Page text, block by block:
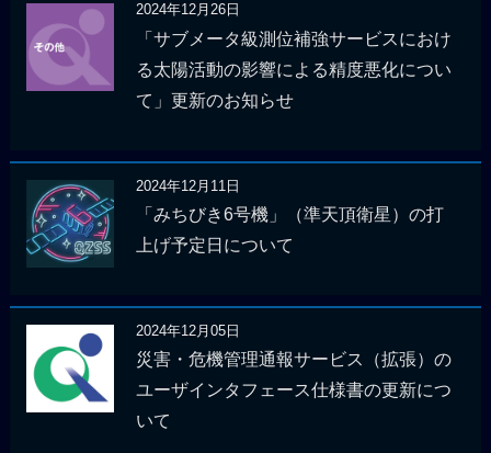
2024年12月26日
「サブメータ級測位補強サービスにおけ
る太陽活動の影響による精度悪化につい
て」更新のお知らせ
2024年12月11日
「みちびき6号機」（準天頂衛星）の打
上げ予定日について
2024年12月05日
災害・危機管理通報サービス（拡張）の
ユーザインタフェース仕様書の更新につ
いて